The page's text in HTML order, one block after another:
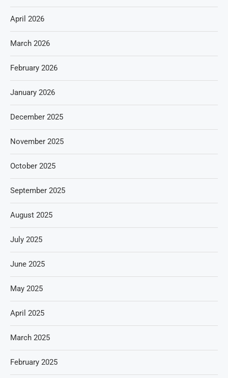
April 2026
March 2026
February 2026
January 2026
December 2025
November 2025
October 2025
September 2025
August 2025
July 2025
June 2025
May 2025
April 2025
March 2025
February 2025